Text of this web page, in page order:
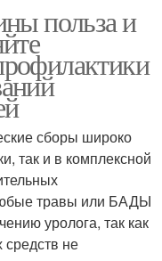
польза и
сборы широко
так и в комплексной
травы или БАДЫ
уролога, так как
не